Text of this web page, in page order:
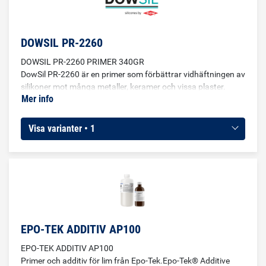
DOWSIL PR-2260
DOWSIL PR-2260 PRIMER 340GR
DowSil PR-2260 är en primer som förbättrar vidhäftningen av
silikoner mot många metaller, keramer och vissa plaster.
Primern appliceras i ett mycket tunt lager och eventuellt
kan användas för att förbättra vidhäftningen hos både
rumstemperaturhärdande och värmehärdande silikoner.
Mer info
Visa varianter • 1
EPO-TEK ADDITIV AP100
EPO-TEK ADDITIV AP100
Primer och additiv för lim från Epo-Tek.Epo-Tek® Additive